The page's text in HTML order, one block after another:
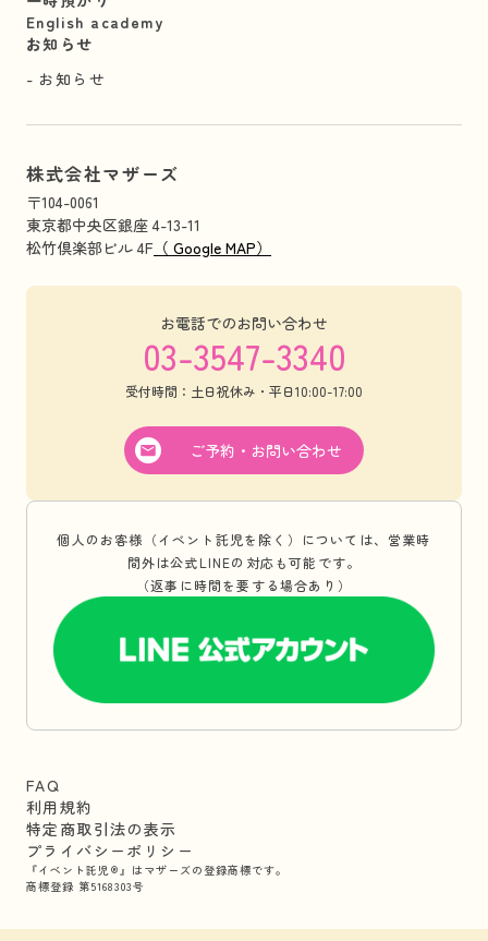
English academy
お知らせ
お知らせ
株式会社マザーズ
〒104-0061
東京都中央区銀座 4-13-11
松竹倶楽部ビル 4F （ Google MAP）
お電話でのお問い合わせ
03-3547-3340
受付時間：土日祝休み・平日10:00-17:00
ご予約・お問い合わせ
個人のお客様（イベント託児を除く）については、営業時
間外は公式LINEの対応も可能です。
（返事に時間を要する場合あり）
FAQ
利用規約
特定商取引法の表示
プライバシーポリシー
『イベント託児®』はマザーズの登録商標です。
商標登録 第5168303号